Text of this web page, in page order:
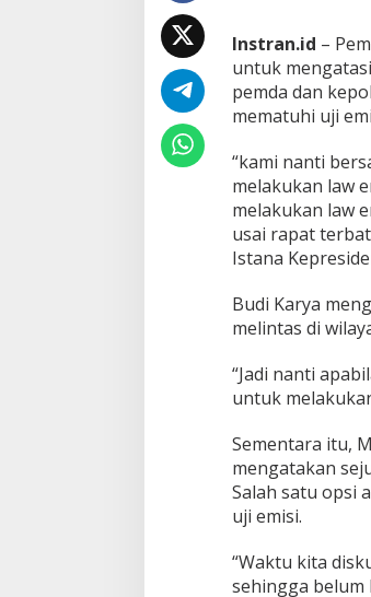
e
l
i
t
s
d
i
a
b
d
e
b
e
Instran.id –
untuk
pemda dan
mematuhi uji
“kami nanti
melakukan law
melakukan law
usai rapat
Istana
Budi Karya
melintas di
“Jadi nanti
untuk
Sementara itu,
mengatakan
Salah satu opsi
uji emisi.
“Waktu kita
sehingga belum